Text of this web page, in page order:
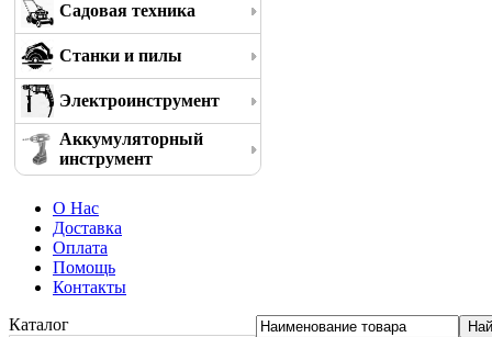
Садовая техника
Станки и пилы
Электроинструмент
Аккумуляторный
инструмент
О Нас
Доставка
Оплата
Помощь
Контакты
Каталог